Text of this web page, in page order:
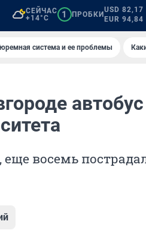
СЕЙЧАС
+14°C
1 ПРОБКИ
USD 82,17
EUR 94,84
система и ее проблемы
восемь